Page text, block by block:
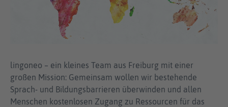
lingoneo – ein kleines Team aus Freiburg mit einer
großen Mission: Gemeinsam wollen wir bestehende
Sprach- und Bildungsbarrieren überwinden und allen
Menschen kostenlosen Zugang zu Ressourcen für das